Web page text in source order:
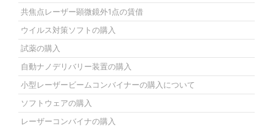
共焦点レーザー顕微鏡外1点の賃借
ウイルス対策ソフトの購入
試薬の購入
自動ナノデリバリー装置の購入
小型レーザービームコンバイナーの購入について
ソフトウェアの購入
レーザーコンバイナの購入